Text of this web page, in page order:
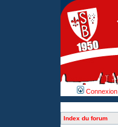
Connexion
Index du forum